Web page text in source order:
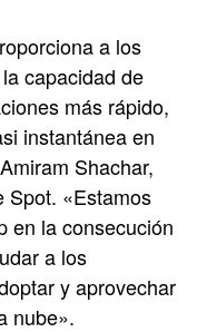
a los
capacidad de
más rápido,
instantánea en
Shachar,
Spot. «Estamos
en la consecución
a los
y aprovechar
nube».